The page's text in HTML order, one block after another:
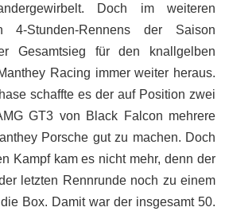
Doch im weiteren
4-Stunden-Rennens der Saison
Gesamtsieg für den knallgelben
Racing immer weiter heraus.
schaffte es der auf Position zwei
GT3 von Black Falcon mehrere
Porsche gut zu machen. Doch
Kampf kam es nicht mehr, denn der
letzten Rennrunde noch zu einem
Box. Damit war der insgesamt 50.